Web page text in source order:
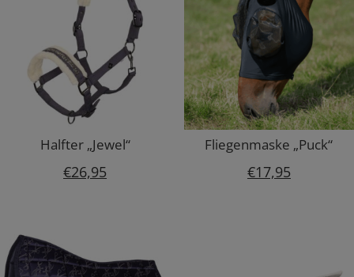
Halfter „Jewel“
€26,95
Fliegenmaske „Puck“
€17,95